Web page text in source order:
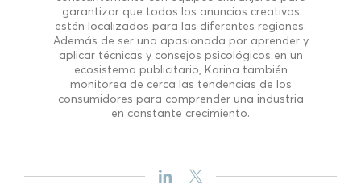
garantizar que todos los anuncios creativos
estén localizados para las diferentes regiones.
Además de ser una apasionada por aprender y
aplicar técnicas y consejos psicológicos en un
ecosistema publicitario, Karina también
monitorea de cerca las tendencias de los
consumidores para comprender una industria
en constante crecimiento.